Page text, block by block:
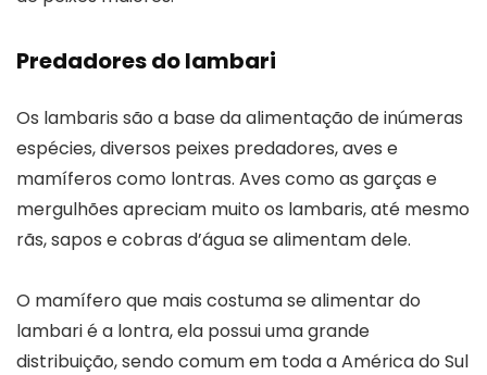
Predadores do lambari
Os lambaris são a base da alimentação de inúmeras
espécies, diversos peixes predadores, aves e
mamíferos como lontras. Aves como as garças e
mergulhões apreciam muito os lambaris, até mesmo
rãs, sapos e cobras d’água se alimentam dele.
O mamífero que mais costuma se alimentar do
lambari é a lontra, ela possui uma grande
distribuição, sendo comum em toda a América do Sul